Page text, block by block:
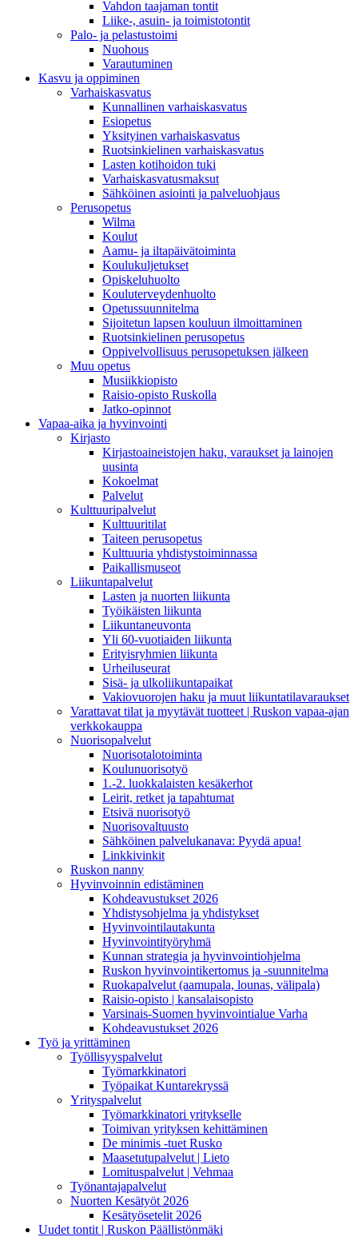
Vahdon taajaman tontit
Liike-, asuin- ja toimistotontit
Palo- ja pelastustoimi
Nuohous
Varautuminen
Kasvu ja oppiminen
Varhaiskasvatus
Kunnallinen varhaiskasvatus
Esiopetus
Yksityinen varhaiskasvatus
Ruotsinkielinen varhaiskasvatus
Lasten kotihoidon tuki
Varhaiskasvatusmaksut
Sähköinen asiointi ja palveluohjaus
Perusopetus
Wilma
Koulut
Aamu- ja iltapäivätoiminta
Koulukuljetukset
Opiskeluhuolto
Kouluterveydenhuolto
Opetussuunnitelma
Sijoitetun lapsen kouluun ilmoittaminen
Ruotsinkielinen perusopetus
Oppivelvollisuus perusopetuksen jälkeen
Muu opetus
Musiikkiopisto
Raisio-opisto Ruskolla
Jatko-opinnot
Vapaa-aika ja hyvinvointi
Kirjasto
Kirjastoaineistojen haku, varaukset ja lainojen
uusinta
Kokoelmat
Palvelut
Kulttuuripalvelut
Kulttuuritilat
Taiteen perusopetus
Kulttuuria yhdistystoiminnassa
Paikallismuseot
Liikuntapalvelut
Lasten ja nuorten liikunta
Työikäisten liikunta
Liikuntaneuvonta
Yli 60-vuotiaiden liikunta
Erityisryhmien liikunta
Urheiluseurat
Sisä- ja ulkoliikuntapaikat
Vakiovuorojen haku ja muut liikuntatilavaraukset
Varattavat tilat ja myytävät tuotteet | Ruskon vapaa-ajan
verkkokauppa
Nuorisopalvelut
Nuorisotalotoiminta
Koulunuorisotyö
1.-2. luokkalaisten kesäkerhot
Leirit, retket ja tapahtumat
Etsivä nuorisotyö
Nuorisovaltuusto
Sähköinen palvelukanava: Pyydä apua!
Linkkivinkit
Ruskon nanny
Hyvinvoinnin edistäminen
Kohdeavustukset 2026
Yhdistysohjelma ja yhdistykset
Hyvinvointilautakunta
Hyvinvointityöryhmä
Kunnan strategia ja hyvinvointiohjelma
Ruskon hyvinvointikertomus ja -suunnitelma
Ruokapalvelut (aamupala, lounas, välipala)
Raisio-opisto | kansalaisopisto
Varsinais-Suomen hyvinvointialue Varha
Kohdeavustukset 2026
Työ ja yrittäminen
Työllisyyspalvelut
Työmarkkinatori
Työpaikat Kuntarekryssä
Yrityspalvelut
Työmarkkinatori yritykselle
Toimivan yrityksen kehittäminen
De minimis -tuet Rusko
Maasetutupalvelut | Lieto
Lomituspalvelut | Vehmaa
Työnantajapalvelut
Nuorten Kesätyöt 2026
Kesätyösetelit 2026
Uudet tontit | Ruskon Päällistönmäki